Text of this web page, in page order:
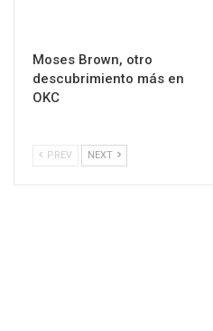
Moses Brown, otro
descubrimiento más en
OKC
PREV NEXT